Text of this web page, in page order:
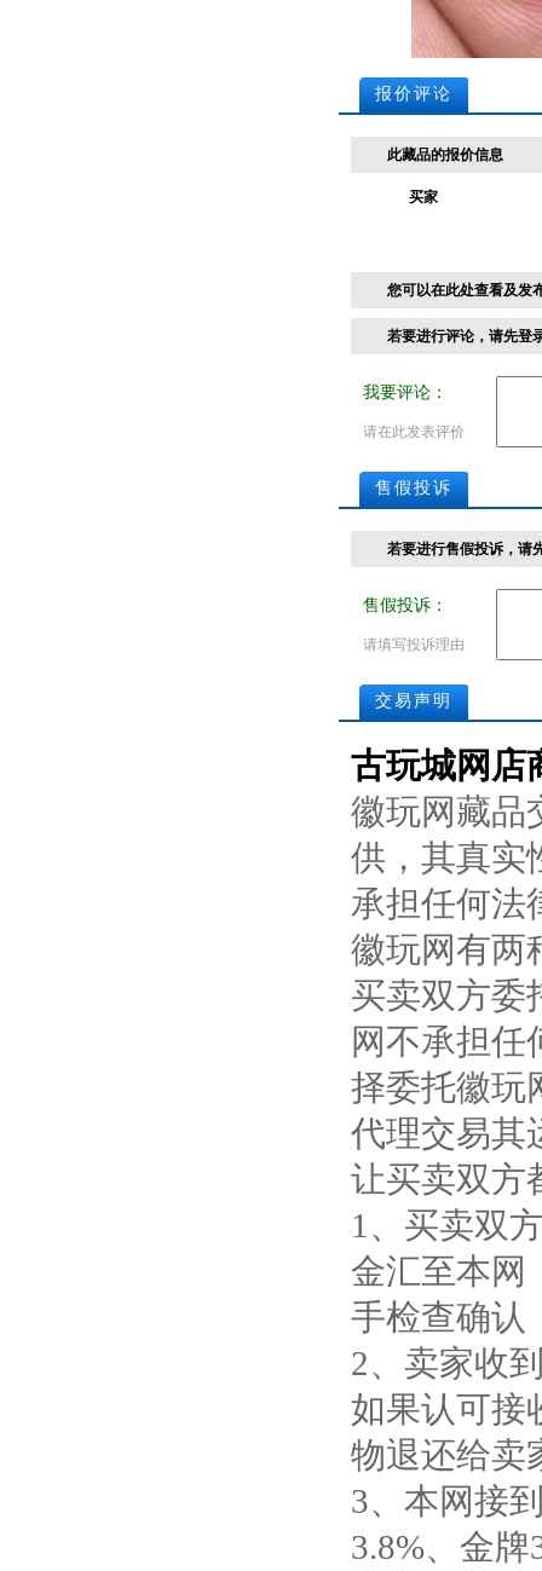
报价评论
此藏品的报价信息
买家
您可以在此处查看及发
若要进行评论，请先登
我要评论：
请在此发表评价
售假投诉
若要进行售假投诉，请
售假投诉：
请填写投诉理由
交易声明
古玩城网店
徽玩网藏品
供，其真实
承担任何法
徽玩网有两
买卖双方委
网不承担任
择委托徽玩
代理交易其
让买卖双方
1、买卖双
金汇至本网
手检查确认
2、卖家收
如果认可接
物退还给卖
3、本网接
3.8%、金